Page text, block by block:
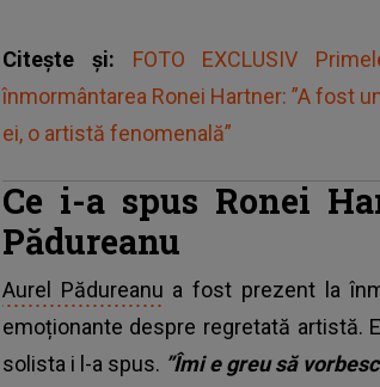
Citește și: FOTO EXCLUSIV
înmormântarea Ronei Hartner: ”A fost
ei, o artistă fenomenală”
Ce i-a spus Ronei
Pădureanu
Aurel Pădureanu a fost prezent la
emoționante despre regretată artistă.
solista i l-a spus. ”Îmi e greu să